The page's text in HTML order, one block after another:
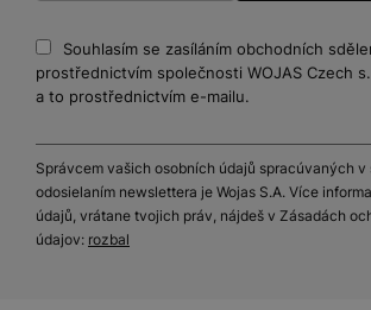
Souhlasím se zasíláním obchodních
prostřednictvím společnosti WOJAS Czech
a to prostřednictvím e-mailu.
Správcem vašich osobních údajů spracúvaných v
odosielaním newslettera je Wojas S.A. Více
údajů, vrátane tvojich práv, nájdeš v Zásadách
údajov: rozbal